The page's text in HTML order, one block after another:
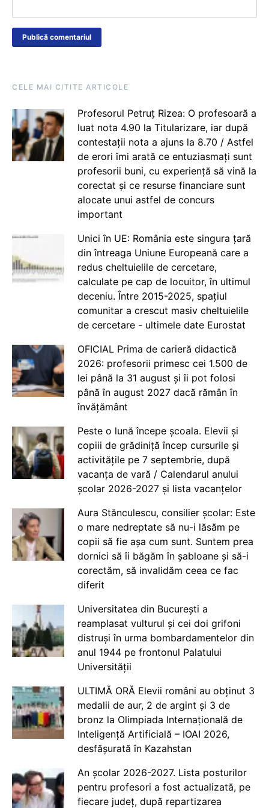
CELE MAI CITITE ARTICOLE
Profesorul Petruț Rizea: O profesoară a
luat nota 4.90 la Titularizare, iar după
contestații nota a ajuns la 8.70 / Astfel
de erori îmi arată ce entuziasmați sunt
profesorii buni, cu experiență să vină la
corectat și ce resurse financiare sunt
alocate unui astfel de concurs
important
Unici în UE: România este singura țară
din întreaga Uniune Europeană care a
redus cheltuielile de cercetare,
calculate pe cap de locuitor, în ultimul
deceniu. Între 2015-2025, spațiul
comunitar a crescut masiv cheltuielile
de cercetare - ultimele date Eurostat
OFICIAL Prima de carieră didactică
2026: profesorii primesc cei 1.500 de
lei până la 31 august și îi pot folosi
până în august 2027 dacă rămân în
învățământ
Peste o lună începe școala. Elevii și
copiii de grădiniță încep cursurile și
activitățile pe 7 septembrie, după
vacanța de vară / Calendarul anului
școlar 2026-2027 și lista vacanțelor
Aura Stănculescu, consilier școlar: Este
o mare nedreptate să nu-i lăsăm pe
copii să fie așa cum sunt. Suntem prea
dornici să îi băgăm în șabloane și să-i
corectăm, să invalidăm ceea ce fac
diferit
Universitatea din București a
reamplasat vulturul și cei doi grifoni
distruși în urma bombardamentelor din
anul 1944 pe frontonul Palatului
Universității
ULTIMĂ ORĂ Elevii români au obținut 3
medalii de aur, 2 de argint și 3 de
bronz la Olimpiada Internațională de
Inteligență Artificială – IOAI 2026,
desfășurată în Kazahstan
An școlar 2026-2027. Lista posturilor
pentru profesori a fost actualizată, pe
fiecare județ, după repartizarea